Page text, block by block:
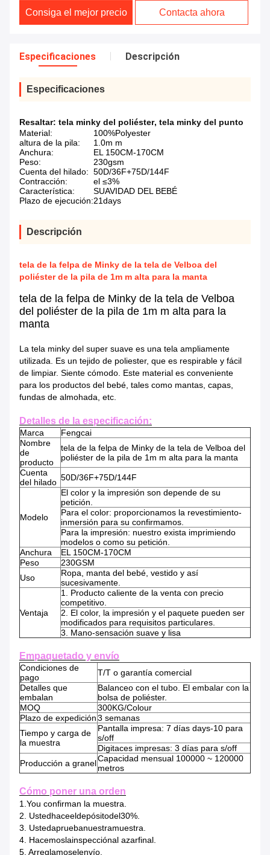
Consiga el mejor precio Contacta ahora
Especificaciones Descripción
Especificaciones
Resaltar: tela minky del poliéster, tela minky del punto
Material:
100%Polyester
altura de la pila:
1.0m m
Anchura:
EL 150CM-170CM
Peso:
230gsm
Cuenta del hilado: 50D/36F+75D/144F
Contracción:
el ≤3%
Característica:
SUAVIDAD DEL BEBÉ
Plazo de ejecución:21days
Descripción
tela de la felpa de Minky de la tela de Velboa del
poliéster de la pila de 1m m alta para la manta
tela de la felpa de Minky de la tela de Velboa
del poliéster de la pila de 1m m alta para la
manta
La tela minky del super suave es una tela ampliamente
utilizada. Es un tejido de poliester, que es respirable y fácil
de limpiar. Siente cómodo. Este material es conveniente
para los productos del bebé, tales como mantas, capas,
fundas de almohada, etc.
Detalles de la especificación:
Marca
Fengcai
Nombre
de
producto
tela de la felpa de Minky de la tela de Velboa del
poliéster de la pila de 1m m alta para la manta
Cuenta
del hilado 50D/36F+75D/144F
Modelo
El color y la impresión son depende de su
petición.
Para el color: proporcionamos la revestimiento-
inmersión para su confirmamos.
Para la impresión: nuestro exista imprimiendo
modelos o como su petición.
Anchura
EL 150CM-170CM
Peso
230GSM
Uso
Ropa, manta del bebé, vestido y así
sucesivamente.
Ventaja
1. Producto caliente de la venta con precio
competitivo.
2. El color, la impresión y el paquete pueden ser
modificados para requisitos particulares.
3. Mano-sensación suave y lisa
Empaquetado y envío
Condiciones de
pago
T/T o garantía comercial
Detalles que
embalan
Balanceo con el tubo. El embalar con la
bolsa de poliéster.
MOQ
300KG/Colour
Plazo de expedición3 semanas
Tiempo y carga de
la muestra
Pantalla impresa: 7 días days-10 para
s/off
Digitaces impresas: 3 días para s/off
Producción a granelCapacidad mensual 100000 ~ 120000
metros
Cómo poner una orden
1.You confirman la muestra.
2. Ustedhaceeldepósitodel30%.
3. Ustedapruebanuestramuestra.
4. Hacemoslainspecciónal azarfinal.
5. Arreglamoselenvío.